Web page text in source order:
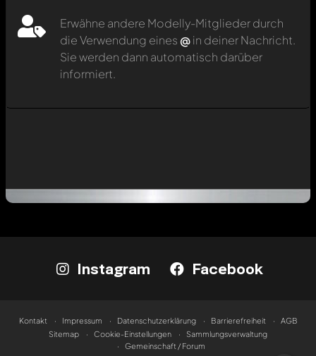
Erwähne andere Modelly-Mitglieder durch
die Verwendung eines @in deiner Nachricht.
Sie werden dann automatisch darüber
informiert.
Instagram Facebook
Kontakt Impressum Datenschutzerklärung Barrierefreiheit
AGB
Sitemap
Cookie-Einstellungen
Sammlungsverwaltung
Gemeinschaft / Forum